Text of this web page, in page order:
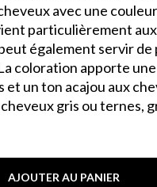
avec une couleur
particulièrement
également servir de
coloration apporte
et un ton acajou aux
gris ou ternes,
AJOUTER AU PANIER